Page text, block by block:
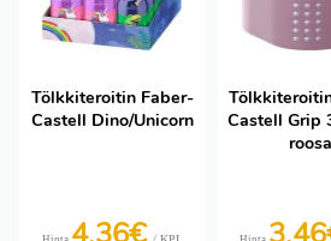
Tölkkiteroitin Faber-
Castell Dino/Unicorn
Castell Grip
roosa